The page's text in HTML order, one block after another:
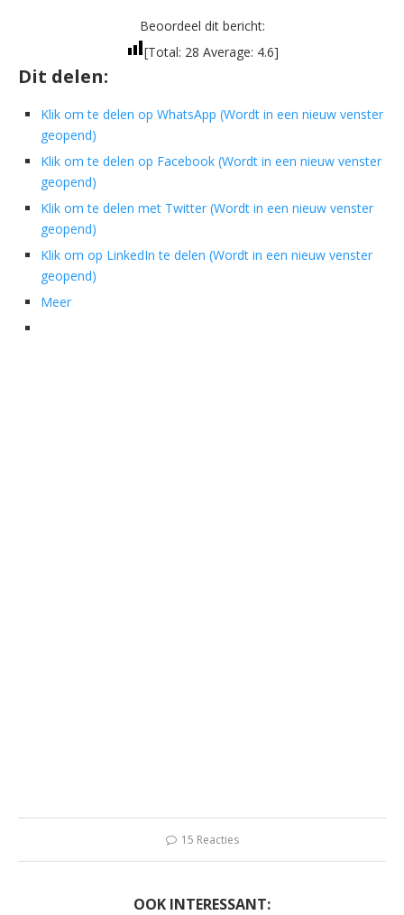
Beoordeel dit bericht:
[Total: 28 Average: 4.6]
Dit delen:
Klik om te delen op WhatsApp (Wordt in een nieuw venster
geopend)
Klik om te delen op Facebook (Wordt in een nieuw venster
geopend)
Klik om te delen met Twitter (Wordt in een nieuw venster
geopend)
Klik om op LinkedIn te delen (Wordt in een nieuw venster
geopend)
Meer
15 Reacties
OOK INTERESSANT: